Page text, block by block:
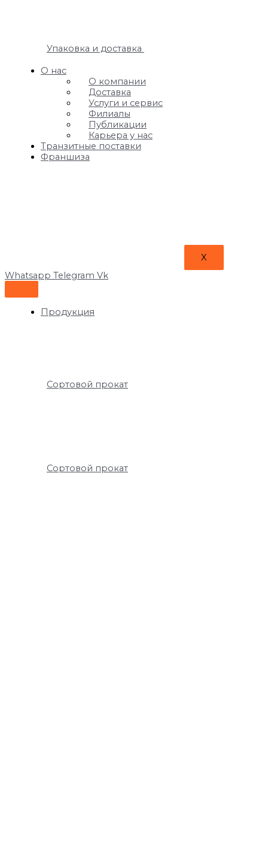
Упаковка и доставка
О нас
О компании
Доставка
Услуги и сервис
Филиалы
Публикации
Карьера у нас
Транзитные поставки
Франшиза
X
Whatsapp Telegram Vk
Продукция
Сортовой прокат
Сортовой прокат